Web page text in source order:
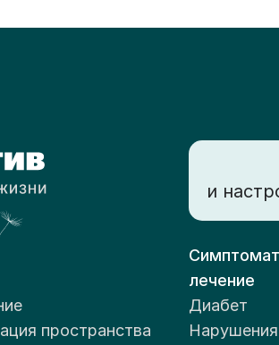
и
пространства
лечение
Диабет
Нарушения